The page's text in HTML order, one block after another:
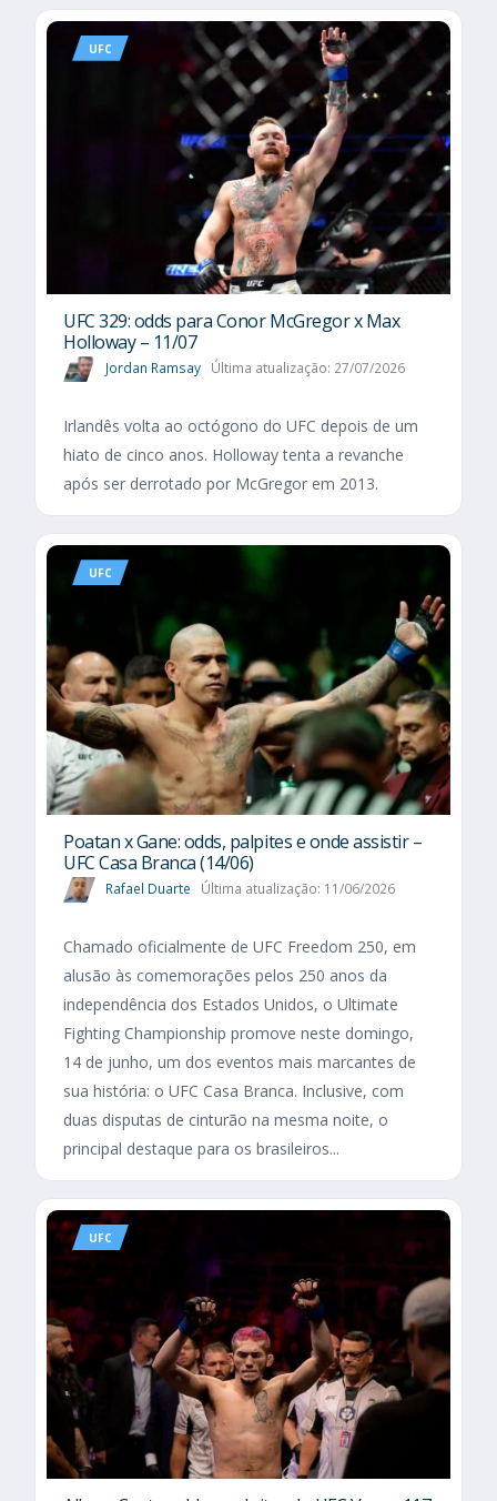
UFC
UFC 329: odds para Conor McGregor x Max
Holloway – 11/07
Jordan Ramsay Última atualização: 27/07/2026
Irlandês volta ao octógono do UFC depois de um
hiato de cinco anos. Holloway tenta a revanche
após ser derrotado por McGregor em 2013.
UFC
Poatan x Gane: odds, palpites e onde assistir –
UFC Casa Branca (14/06)
Rafael Duarte Última atualização: 11/06/2026
Chamado oficialmente de UFC Freedom 250, em
alusão às comemorações pelos 250 anos da
independência dos Estados Unidos, o Ultimate
Fighting Championship promove neste domingo,
14 de junho, um dos eventos mais marcantes de
sua história: o UFC Casa Branca. Inclusive, com
duas disputas de cinturão na mesma noite, o
principal destaque para os brasileiros...
UFC